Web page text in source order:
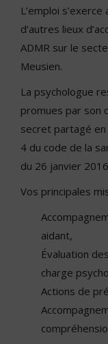
L’emploi
d’autres lieux
ADMR sur le
Meusien.
La psychologue
promues par son
secret partagé en
4 du code de la
du 26 janvier
Vos principales
aidant,
Évaluation
charge
Actions de